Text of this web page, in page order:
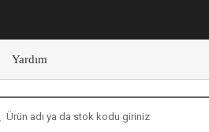
Yardım